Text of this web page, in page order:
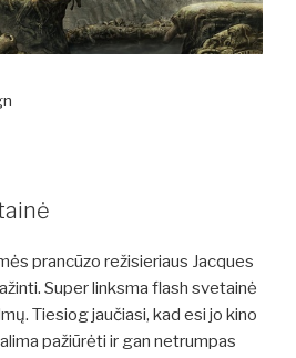
prancūzo režisieriaus Jacques
Super linksma flash svetainė
Tiesiog jaučiasi, kad esi jo kino
pažiūrėti ir gan netrumpas